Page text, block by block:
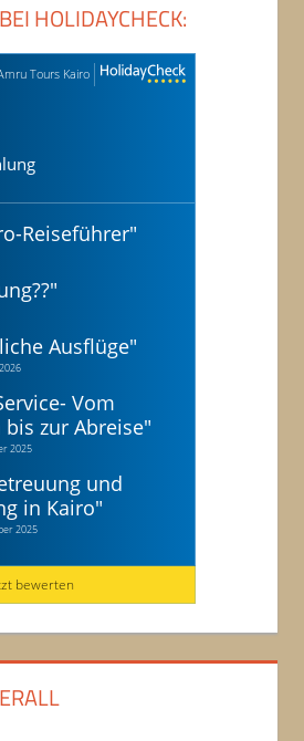
HOLIDAYCHECK:
Tours Kairo
Reiseführer"
"
Ausflüge"
Vom
zur Abreise"
2025
und
in Kairo"
2025
bewerten